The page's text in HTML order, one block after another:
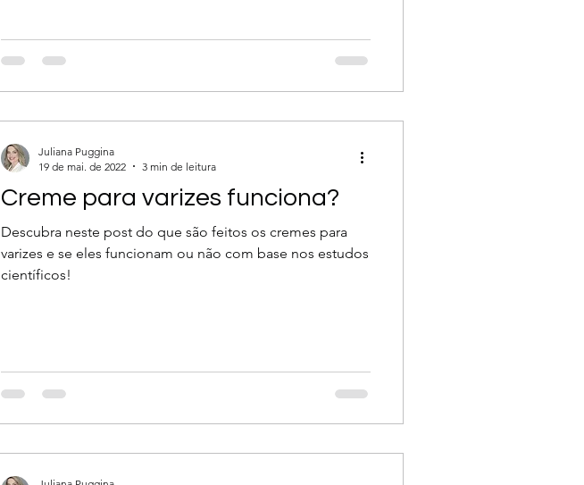
Creme para varizes funciona?
Descubra neste post do que são feitos os cremes para
varizes e se eles funcionam ou não com base nos estudos
científicos!
Juliana Puggina
19 de mai. de 2022
3 min de leitura